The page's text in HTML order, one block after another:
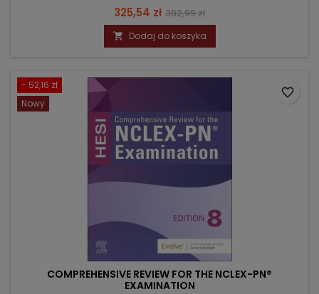
Cena
325,54 zł Cena
podstawowa
382,99 zł
 Dodaj do koszyka
- 52,16 zł
Nowy
COMPREHENSIVE REVIEW FOR THE NCLEX-PN®
EXAMINATION
favorite_border